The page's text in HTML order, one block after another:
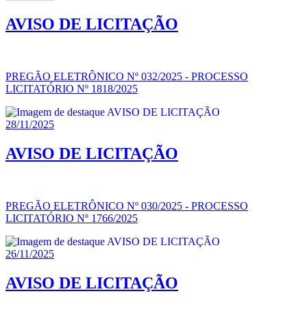
AVISO DE LICITAÇÃO
PREGÃO ELETRÔNICO Nº 032/2025 - PROCESSO
LICITATÓRIO Nº 1818/2025
28/11/2025
AVISO DE LICITAÇÃO
PREGÃO ELETRÔNICO Nº 030/2025 - PROCESSO
LICITATÓRIO Nº 1766/2025
26/11/2025
AVISO DE LICITAÇÃO